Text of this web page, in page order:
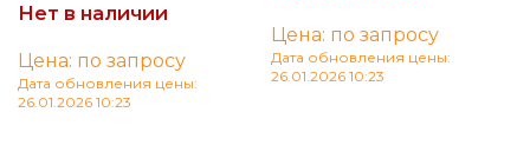
Нет в наличии
Цена: по запросу
Дата обновления цены:
26.01.2026 10:23
Цена: по запросу
Дата обновления цены:
26.01.2026 10:23